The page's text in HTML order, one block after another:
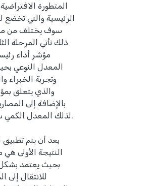
المتطورة
الرئيسية والتي تخضع
سوف يختلف من
ذلك تأتي المرحلة
مؤشر أداء
المعدل النوعي
وتجربة الخبراء
والذي يتعلق
بالإضافة إلى
.لذلك المعدل الكمي
بعد أن يتم
النتيجة الأولى
بحيث يعتمد
للانتقال إلى